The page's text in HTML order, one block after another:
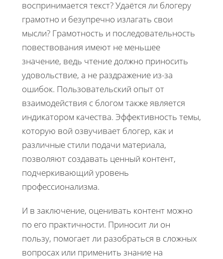
воспринимается текст? Удаётся ли блогеру
грамотно и безупречно излагать свои
мысли? Грамотность и последовательность
повествования имеют не меньшее
значение, ведь чтение должно приносить
удовольствие, а не раздражение из-за
ошибок. Пользовательский опыт от
взаимодействия с блогом также является
индикатором качества. Эффективность темы,
которую вой озвучивает блогер, как и
различные стили подачи материала,
позволяют создавать ценный контент,
подчеркивающий уровень
профессионализма.
И в заключение, оценивать контент можно
по его практичности. Приносит ли он
пользу, помогает ли разобраться в сложных
вопросах или применить знание на